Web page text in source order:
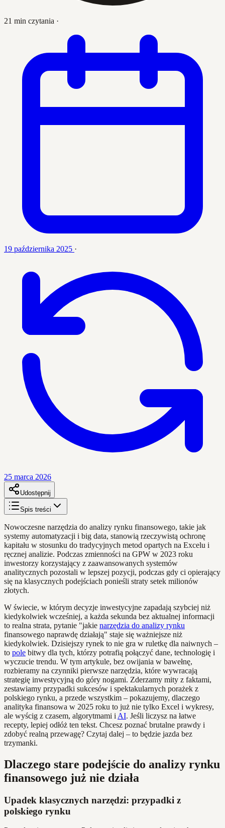
21 min czytania ·
19 października 2025 ·
25 marca 2026
Udostępnij
Spis treści
Nowoczesne narzędzia do analizy rynku finansowego, takie jak
systemy automatyzacji i big data, stanowią rzeczywistą ochronę
kapitału w stosunku do tradycyjnych metod opartych na Excelu i
ręcznej analizie. Podczas zmienności na GPW w 2023 roku
inwestorzy korzystający z zaawansowanych systemów
analitycznych pozostali w lepszej pozycji, podczas gdy ci opierający
się na klasycznych podejściach ponieśli straty setek milionów
złotych.
W świecie, w którym decyzje inwestycyjne zapadają szybciej niż
kiedykolwiek wcześniej, a każda sekunda bez aktualnej informacji
to realna strata, pytanie "jakie narzędzia do analizy rynku
finansowego naprawdę działają" staje się ważniejsze niż
kiedykolwiek. Dzisiejszy rynek to nie gra w ruletkę dla naiwnych –
to pole bitwy dla tych, którzy potrafią połączyć dane, technologię i
wyczucie trendu. W tym artykule, bez owijania w bawełnę,
rozbieramy na czynniki pierwsze narzędzia, które wywracają
strategię inwestycyjną do góry nogami. Zderzamy mity z faktami,
zestawiamy przypadki sukcesów i spektakularnych porażek z
polskiego rynku, a przede wszystkim – pokazujemy, dlaczego
analityka finansowa w 2025 roku to już nie tylko Excel i wykresy,
ale wyścig z czasem, algorytmami i AI. Jeśli liczysz na łatwe
recepty, lepiej odłóż ten tekst. Chcesz poznać brutalne prawdy i
zdobyć realną przewagę? Czytaj dalej – to będzie jazda bez
trzymanki.
Dlaczego stare podejście do analizy rynku
finansowego już nie działa
Upadek klasycznych narzędzi: przypadki z
polskiego rynku